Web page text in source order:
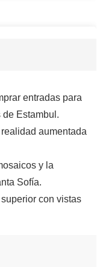
entradas para
Estambul.
aumentada
y la
Sofía.
con vistas